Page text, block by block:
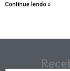
Continue lendo »